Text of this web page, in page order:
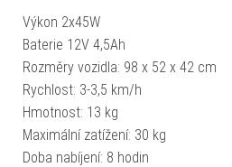
Výkon 2x45W
Baterie 12V 4,5Ah
Rozměry vozidla: 98 x 52 x 42 cm
Rychlost: 3-3,5 km/h
Hmotnost: 13 kg
Maximální zatížení: 30 kg
Doba nabíjení: 8 hodin